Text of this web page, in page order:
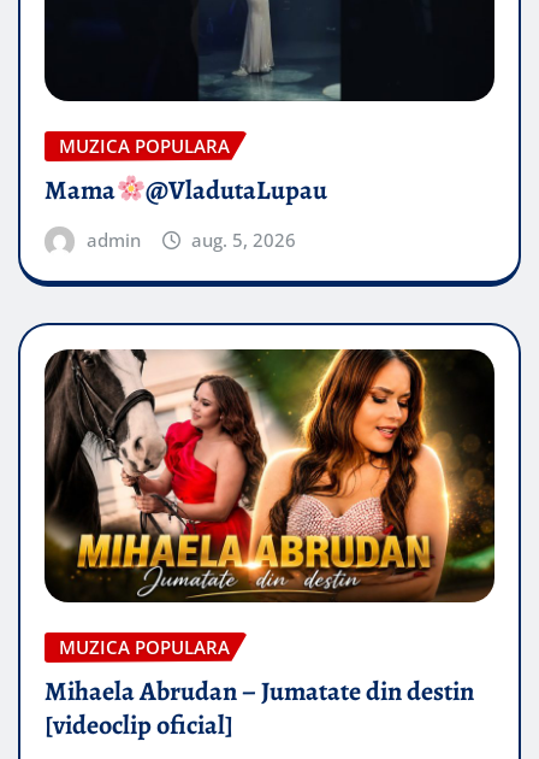
MUZICA POPULARA
Mama @VladutaLupau
admin aug. 5, 2026
MUZICA POPULARA
Mihaela Abrudan – Jumatate din destin
[videoclip oficial]